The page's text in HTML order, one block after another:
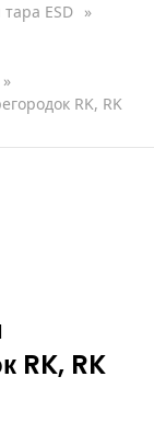
ESD »
»
RK, RK
RK, RK